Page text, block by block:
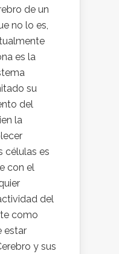
de un
no lo es,
es la
su
del
la
células es
con el
del
como
estar
y sus